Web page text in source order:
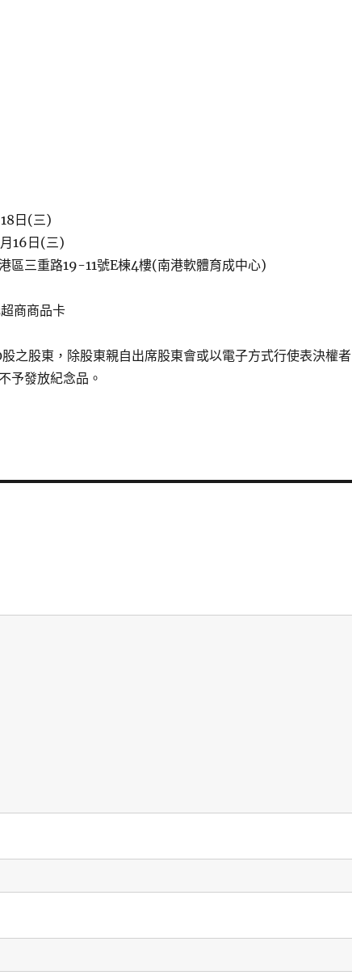
日(三)
16日(三)
區三重路19-11號E棟4樓(南港軟體育成中心)
商商品卡
之股東，除股東親自出席股東會或以電子方式行使表決權者
予發放紀念品。